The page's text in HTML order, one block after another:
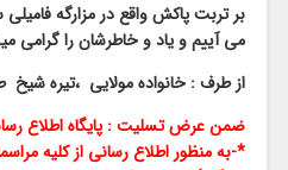
بر تربت پاکش واقع در مزارگه
می آییم و یاد و خاطرشان را گرامی
از طرف : خانواده مولایی ،تیره شیخ
ضمن عرض تسلیت : پایگاه اطلاع
*-به منظور اطلاع رسانی از کلیه